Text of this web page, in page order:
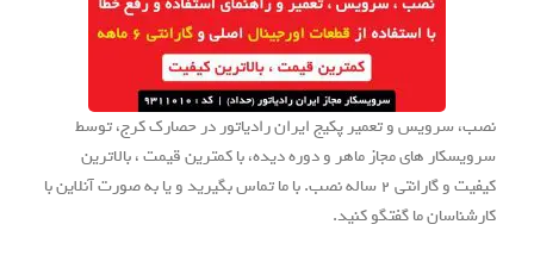
نصب، سرویس و تعمیر پکیج ایران رادیاتور در حصارک کرج، توسط
سرویسکار های مجاز ماهر و دوره دیده، با کمترین قیمت ، بالاترین
کیفیت و گارانتی 2 ساله نصب. با ما تماس بگیرید و یا به صورت آنلاین با
کارشناسان ما گفتگو کنید.